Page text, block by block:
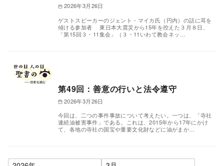
2026年3月26日
ゲストスピーカーのジェント・マイカ氏（円内）の話に耳を
傾ける参加者 東日本大震災から15年を控えた３月８日、
「第15回３・11集会」（３・11いわて教会ネッ…
第49回：善意の行いと法令遵守
2026年3月26日
今回は、二つの事件事故について考えたい。一つは、「寺社
連続油被害事件」である。これは、2015年から17年にかけ
て、各地の寺社の国宝や重要文化財などに油がまか…